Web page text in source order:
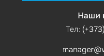
Наши
Тел: